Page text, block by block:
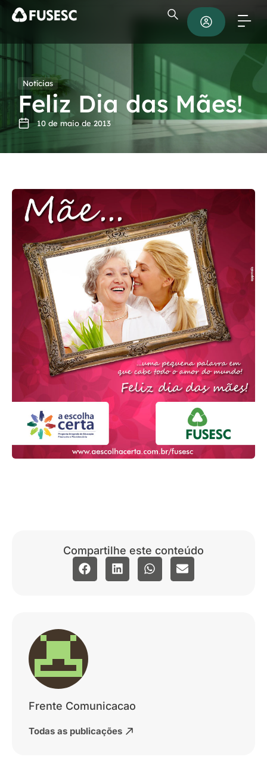
Notícias
Feliz Dia das Mães!
10 de maio de 2013
Compartilhe este conteúdo
Frente Comunicacao
Todas as publicações